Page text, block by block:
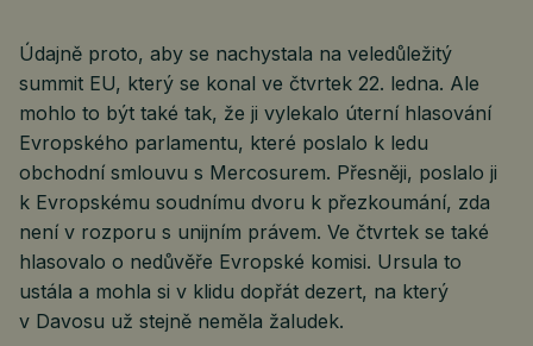
Údajně proto, aby se nachystala na veledůležitý
summit EU, který se konal ve čtvrtek 22. ledna. Ale
mohlo to být také tak, že ji vylekalo úterní hlasování
Evropského parlamentu, které poslalo k ledu
obchodní smlouvu s Mercosurem. Přesněji, poslalo ji
k Evropskému soudnímu dvoru k přezkoumání, zda
není v rozporu s unijním právem. Ve čtvrtek se také
hlasovalo o nedůvěře Evropské komisi. Ursula to
ustála a mohla si v klidu dopřát dezert, na který
v Davosu už stejně neměla žaludek.